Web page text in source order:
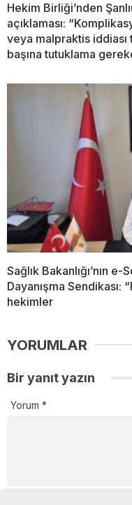
Hekim Birliği’nden
açıklaması:
veya malpraktis iddiası
başına tutuklama
Sağlık Bakanlığı’nın
Dayanışma
hekimler
YORUMLAR
Bir yanıt yazın
Yorum *